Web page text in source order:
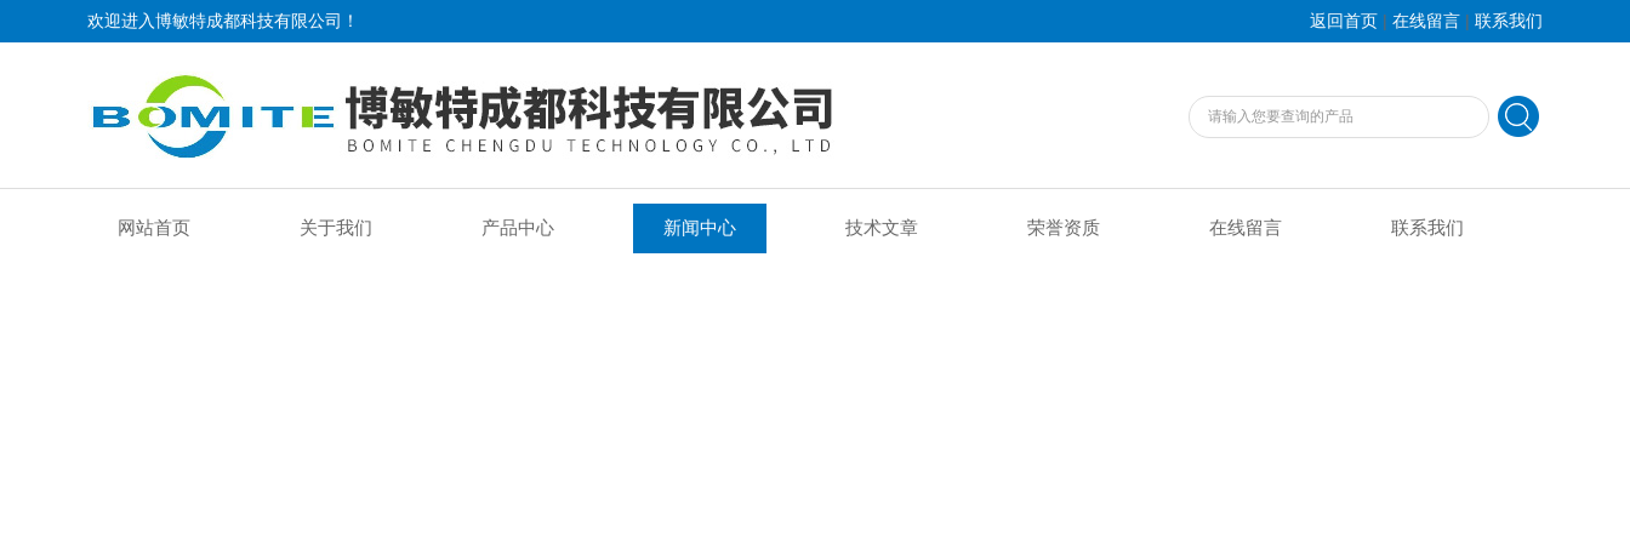
欢迎进入博敏特成都科技有限公司！ 返回首页 | 在线留言 | 联系我们
网站首页 关于我们 产品中心 新闻中心 技术文章 荣誉资质 在线留言 联系我们